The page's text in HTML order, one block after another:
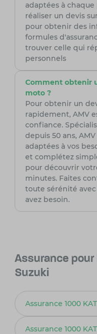
adaptées à
réaliser un devis
pour obtenir des
formules
trouver celle qui
personnels
Comment obtenir
moto ?
Pour obtenir un
rapidement, AMV
confiance.
depuis 50 ans,
adaptées à vos
et complétez
pour découvrir
minutes. Faites
toute sérénité
avez besoin.
Assurance pour
Suzuki
Assurance 1000
Assurance 1000